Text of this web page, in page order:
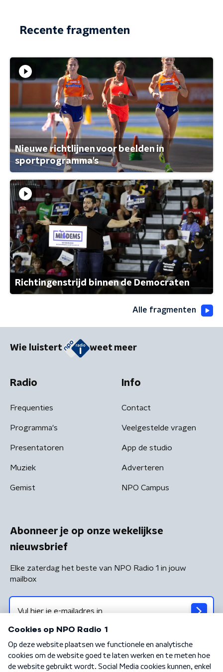
Recente fragmenten
Nieuwe richtlijnen voor beelden in
sportprogramma's
Richtingenstrijd binnen de Democraten
Alle fragmenten
Wie luistert weet meer
Radio
Frequenties
Programma's
Presentatoren
Muziek
Gemist
Info
Contact
Veelgestelde vragen
App de studio
Adverteren
NPO Campus
Abonneer je op onze wekelijkse
nieuwsbrief
Elke zaterdag het beste van NPO Radio 1 in jouw
mailbox